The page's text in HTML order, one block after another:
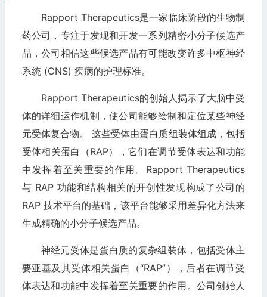
Rapport Therapeutics是一家临床阶段的生物制
药公司，专注于发现和开发一系列精密小分子候选产
品，公司相信这些候选产品有可能改变许多中枢神经
系统 (CNS) 疾病的护理标准。
Rapport Therapeutics的创始人揭示了大脑中受
体的详细运作机制，使公司能够绘制和定位某些神经
元受体复合物。 这些受体由蛋白质组装体组成，包括
受体相关蛋白（RAP），它们在调节受体表达和功能
中发挥着至关重要的作用。Rapport Therapeutics
与 RAP 功能和结构相关的开创性发现构成了公司的
RAP 技术平台的基础，该平台能够采用差异化方法来
生成精确的小分子候选产品。
神经元受体是蛋白质的复杂组装体，包括受体主
要亚基及其受体相关蛋白（“RAP”），后者在调节受
体表达和功能中发挥着至关重要的作用。公司创始人